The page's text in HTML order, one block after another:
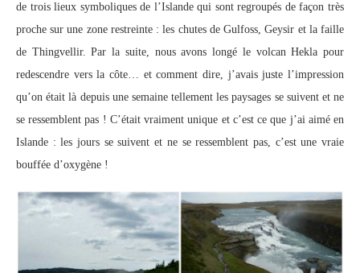
de trois lieux symboliques de l’Islande qui sont regroupés de façon très
proche sur une zone restreinte : les chutes de Gulfoss, Geysir et la faille
de Thingvellir. Par la suite, nous avons longé le volcan Hekla pour
redescendre vers la côte… et comment dire, j’avais juste l’impression
qu’on était là depuis une semaine tellement les paysages se suivent et ne
se ressemblent pas ! C’était vraiment unique et c’est ce que j’ai aimé en
Islande : les jours se suivent et ne se ressemblent pas, c’est une vraie
bouffée d’oxygène !